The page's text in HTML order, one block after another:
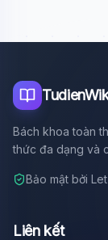
Bách khoa toàn
thức đa dạng và
Bảo mật bởi
Liên kết